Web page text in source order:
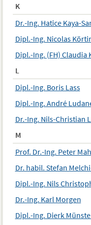
K
Dr.-Ing. Hatice Kaya-
Dipl.-Ing. Nicolas
Dipl.-Ing. (FH) Claudia
L
Dipl.-Ing. Boris Lass
Dipl.-Ing. André
Dr.-Ing. Nils-Christian
M
Prof. Dr.-Ing. Peter
Dr. habil. Stefan
Dipl.-Ing. Nils
Dr.-Ing. Karl Morgen
Dipl.-Ing. Dierk